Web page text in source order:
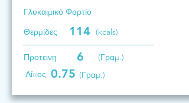
Γλυκαιμικό Φορτίο
Θερμίδες
114 (kcals)
Προτεινη 6
(Γραμ.)
Λίπος 0.75 (Γραμ.)